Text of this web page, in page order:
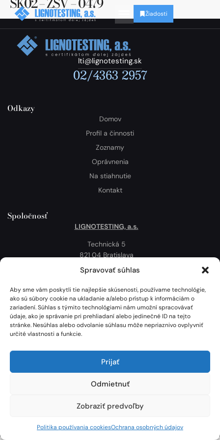
Spravovať súhlas
Aby sme vám poskytli tie najlepšie skúsenosti, používame technológie,
ako sú súbory cookie na ukladanie a/alebo prístup k informáciám o
zariadení. Súhlas s týmito technológiami nám umožní spracovávať
údaje, ako je správanie pri prehliadaní alebo jedinečné ID na tejto
stránke. Nesúhlas alebo odvolanie súhlasu môže nepriaznivo ovplyvniť
určité vlastnosti a funkcie.
Prijať
Odmietnuť
Zobraziť predvoľby
Politika používania cookiesOchrana osobných údajov
Žiadosti
lti@lignotesting.sk
02/4363 2957
Odkazy
Domov
Profil a činnosti
Zoznamy
Oprávnenia
Na stiahnutie
Kontakt
Spoločnosť
LIGNOTESTING, a.s.
Technická 5
821 04 Bratislava
Slovenská republika
Politika používania cookies
Mapa
Lignotesting, a. s. © 2024 | Všetky práva vyhradené. | Vytvoril: Marek Heinfarth.